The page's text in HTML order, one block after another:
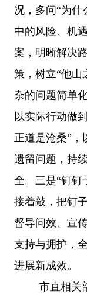
况，多问“为什
中的风险、机
案，明晰解决
策，树立“他山
杂的问题简单
以实际行动做
正道是沧桑”，
遗留问题，持
全。三是“钉钉
接着敲，把钉
督导问效、宣
支持与拥护，
进展新成效。
市直相关